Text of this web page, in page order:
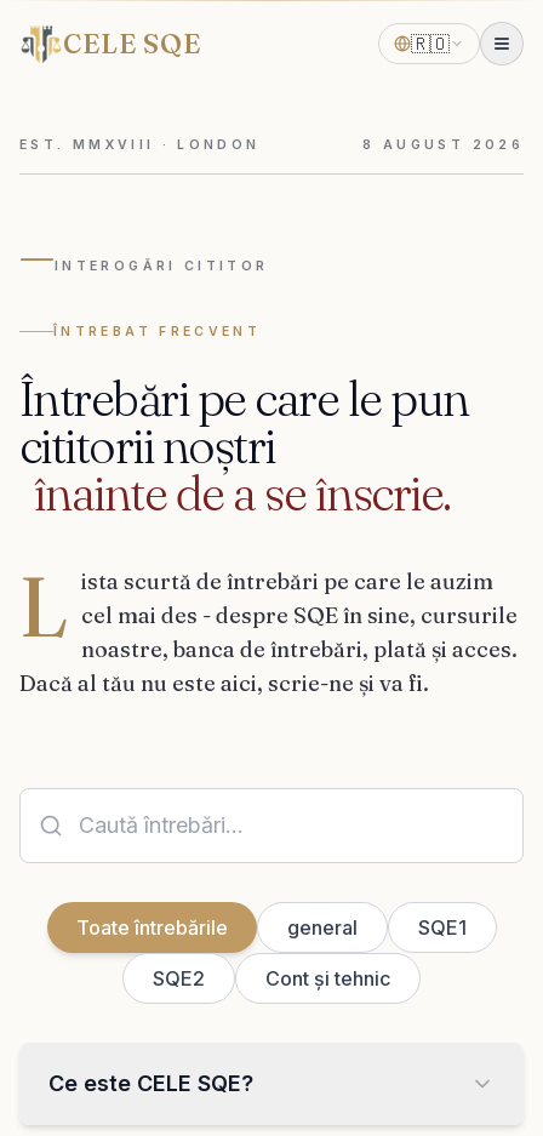
CELE SQE 🇷🇴
EST. MMXVIII · LONDON 8 AUGUST 2026
—INTEROGĂRI CITITOR
ÎNTREBAT FRECVENT
Întrebăripecarelepun
cititoriinoștri
înaintedeaseînscrie.
L ista scurtă de întrebări pe care le auzim
cel mai des - despre SQE în sine, cursurile
noastre, banca de întrebări, plată și acces.
Dacă al tău nu este aici, scrie-ne și va fi.
Toate întrebările general SQE1
SQE2 Cont și tehnic
Ce este CELE SQE?